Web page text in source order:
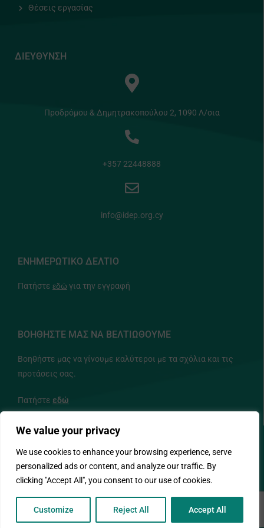
We value your privacy
We use cookies to enhance your browsing experience, serve
personalized ads or content, and analyze our traffic. By
clicking "Accept All", you consent to our use of cookies.
Customize Reject All Accept All
Θέσεις εργασίας
ΔΙΕΥΘΥΝΣΗ
Προδρόμου & Δημητρακοπούλου 2, 1090 Λ/σια
+357 22448888
info@idep.org.cy
ΕΝΗΜΕΡΩΤΙΚΟ ΔΕΛΤΙΟ
Πατήστε εδώ για την εγγραφή
ΒΟΗΘΗΣΤΕ ΜΑΣ ΝΑ ΒΕΛΤΙΩΘΟΥΜΕ
Βοηθήστε μας να γίνουμε καλύτεροι με τα σχόλια και τις
προτάσεις σας.
Πατήστε εδώ
ΑΚΟΛΟΥΘΗΣΤΕ ΜΑΣ
© Copyright 2026 - ΙΔΕΠ - Designed and Developed by NETinfo PLC.